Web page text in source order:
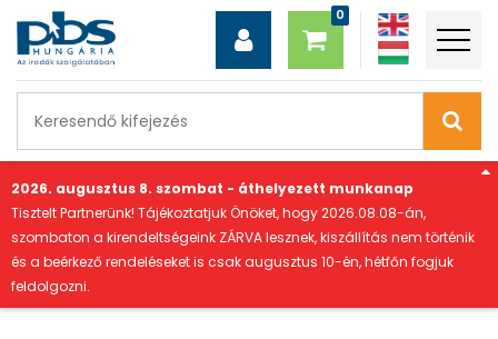
2026. augusztus 8. szombat - áthelyezett munkanap
Tisztelt Partnerünk! Tájékoztatjuk Önöket, hogy 2026.08.08-án,
szombaton a kirendeltségeink ZÁRVA lesznek, kiszállítás nem történik
és a beérkező rendeléseket is csak augusztus 10-én, hétfőn fogjuk
feldolgozni.